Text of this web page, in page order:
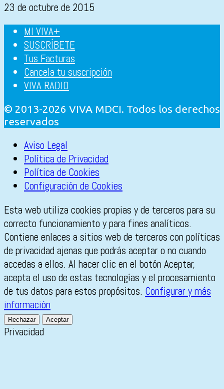
23 de octubre de 2015
MI VIVA+
SUSCRÍBETE
Tus Facturas
Cancela tu suscripción
VIVA RADIO
© 2013-2026 VIVA MDCI. Todos los derechos
reservados
Aviso Legal
Política de Privacidad
Política de Cookies
Configuración de Cookies
Esta web utiliza cookies propias y de terceros para su
correcto funcionamiento y para fines analíticos.
Contiene enlaces a sitios web de terceros con políticas
de privacidad ajenas que podrás aceptar o no cuando
accedas a ellos. Al hacer clic en el botón Aceptar,
acepta el uso de estas tecnologías y el procesamiento
de tus datos para estos propósitos. Configurar y más
información
Rechazar Aceptar
Privacidad